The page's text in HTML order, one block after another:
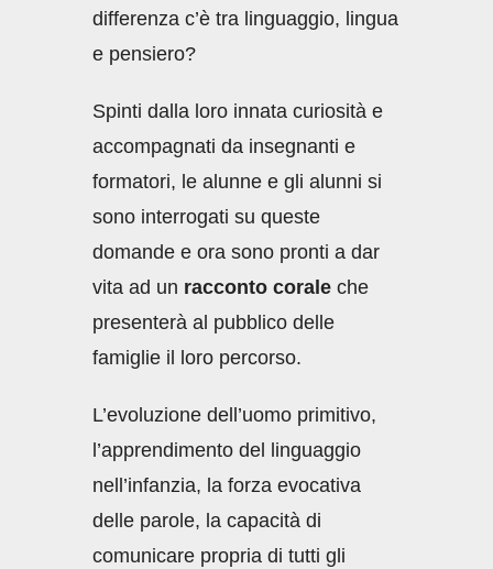
differenza c’è tra linguaggio, lingua
e pensiero?
Spinti dalla loro innata curiosità e
accompagnati da insegnanti e
formatori, le alunne e gli alunni si
sono interrogati su queste
domande e ora sono pronti a dar
vita ad un racconto corale che
presenterà al pubblico delle
famiglie il loro percorso.
L’evoluzione dell’uomo primitivo,
l’apprendimento del linguaggio
nell’infanzia, la forza evocativa
delle parole, la capacità di
comunicare propria di tutti gli